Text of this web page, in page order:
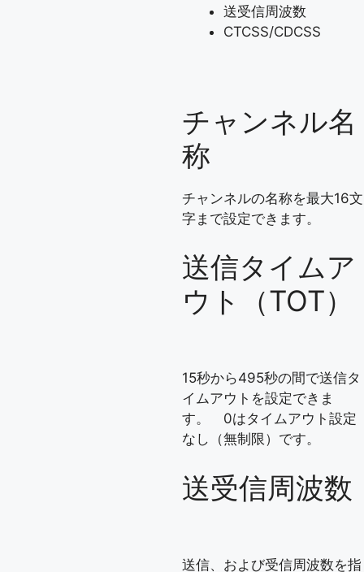
送受信周波数
CTCSS/CDCSS
チャンネル名
称
チャンネルの名称を最大16文
字まで設定できます。
送信タイムア
ウト（TOT）
15秒から495秒の間で送信タ
イムアウトを設定できま
す。 0はタイムアウト設定
なし（無制限）です。
送受信周波数
送信、および受信周波数を指